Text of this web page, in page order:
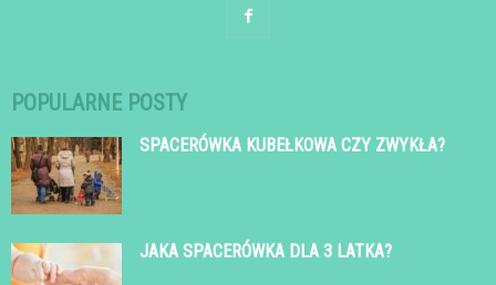
POPULARNE POSTY
SPACERÓWKA KUBEŁKOWA CZY ZWYKŁA?
JAKA SPACERÓWKA DLA 3 LATKA?